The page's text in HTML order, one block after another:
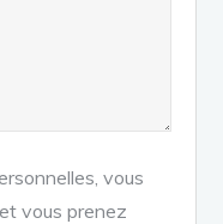
vous
vous prenez